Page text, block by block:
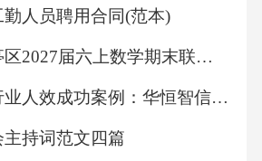
人员聘用合同(范本)
宜昌市虎亭区2027届六上数学期末联考模拟试题含解析
机械制造行业人效成功案例：华恒智信破解人员流失成本高
持词范文四篇